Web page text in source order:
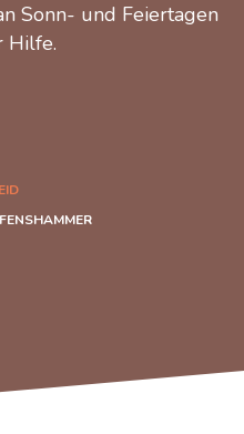
Sonn- und Feiertagen
Hilfe.